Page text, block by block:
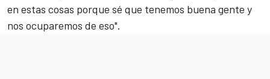
en estas cosas porque sé que tenemos buena gente y
nos ocuparemos de eso".